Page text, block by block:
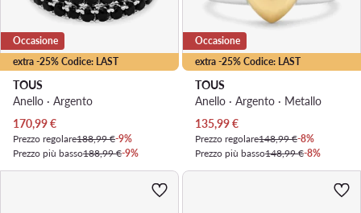
extra -25% Codice: LAST
Occasione
TOUS
Anello · Argento
Prezzo attuale
170,99€
Prezzo regolare188,99 €-9%
Prezzo più basso188,99 €-9%
extra -25% Codice: LAST
Occasione
TOUS
Anello · Argento · Metallo
Prezzo attuale
135,99€
Prezzo regolare148,99 €-8%
Prezzo più basso148,99 €-8%